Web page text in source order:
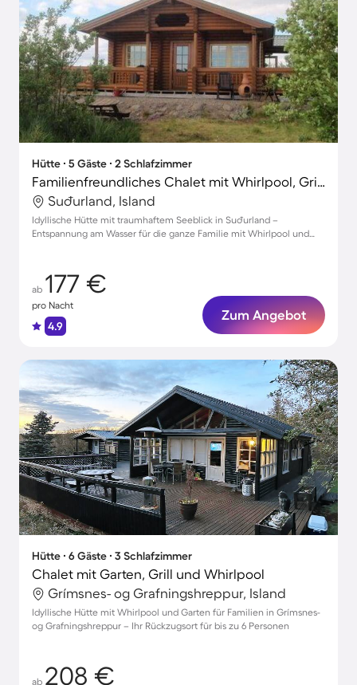
Hütte ∙ 5 Gäste ∙ 2 Schlafzimmer
Familienfreundliches Chalet mit Whirlpool, Grill und Pool | Bergblick | Haustiere sind willkommen
Suðurland, Island
Idyllische Hütte mit traumhaftem Seeblick in Suðurland –
Entspannung am Wasser für die ganze Familie mit Whirlpool und
ab 177 €
pro Nacht
4.9
Zum Angebot
Hütte ∙ 6 Gäste ∙ 3 Schlafzimmer
Chalet mit Garten, Grill und Whirlpool
Grímsnes- og Grafningshreppur, Island
Idyllische Hütte mit Whirlpool und Garten für Familien in Grímsnes-
og Grafningshreppur – Ihr Rückzugsort für bis zu 6 Personen
ab 208 €